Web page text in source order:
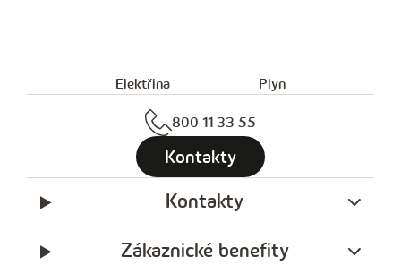
Elektřina Plyn
800 11 33 55
Kontakty
Kontakty
Zákaznické benefity